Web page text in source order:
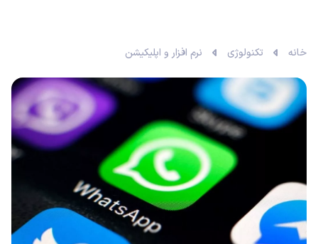
خانه تکنولوژی نرم افزار و اپلیکیشن